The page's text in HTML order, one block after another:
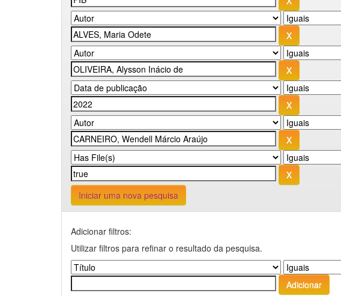
Iniciar uma nova pesquisa
Adicionar filtros:
Utilizar filtros para refinar o resultado da pesquisa.